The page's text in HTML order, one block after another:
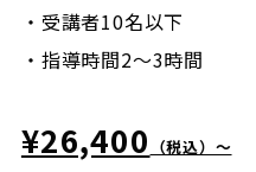
・受講者10名以下
・指導時間2〜3時間
¥26,400 （税込）〜